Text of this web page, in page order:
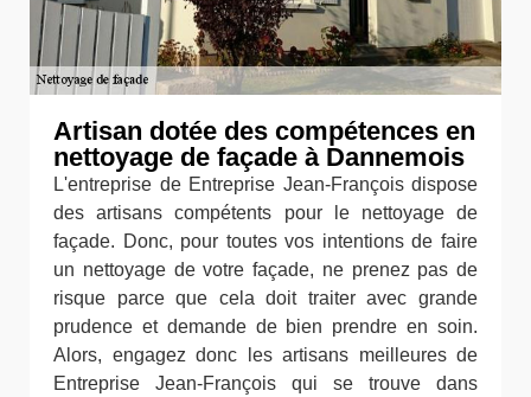
Artisan dotée des compétences en
nettoyage de façade à Dannemois
L'entreprise de Entreprise Jean-François dispose
des artisans compétents pour le nettoyage de
façade. Donc, pour toutes vos intentions de faire
un nettoyage de votre façade, ne prenez pas de
risque parce que cela doit traiter avec grande
prudence et demande de bien prendre en soin.
Alors, engagez donc les artisans meilleures de
Entreprise Jean-François qui se trouve dans